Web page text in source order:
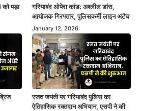
पड़ा
गरियाबंद ओपेरा कांड: अश्लील डांस,
आयोजक गिरफ्तार, पुलिसकर्मी लाइन अटैच
January 12, 2026
रजत जयंती पर गरियाबंद पुलिस का
ऐतिहासिक रक्तदान अभियान, एसपी ने की